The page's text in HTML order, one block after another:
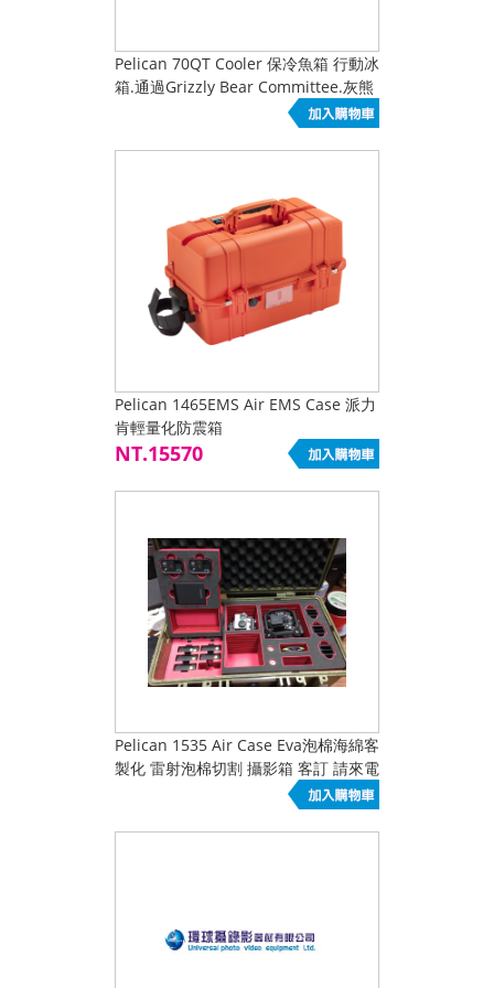
Pelican 70QT Cooler 保冷魚箱 行動冰
箱.通過Grizzly Bear Committee.灰熊
Pelican 1465EMS Air EMS Case 派力
肯輕量化防震箱
NT.15570
Pelican 1535 Air Case Eva泡棉海綿客
製化 雷射泡棉切割 攝影箱 客訂 請來電